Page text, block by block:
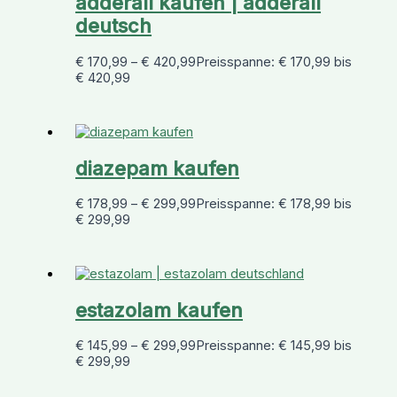
deutsch
€ 170,99 –€ 420,99Preisspanne: € 170,99 bis
€ 420,99
diazepam kaufen
€ 178,99 –€ 299,99Preisspanne: € 178,99 bis
€ 299,99
estazolam kaufen
€ 145,99 –€ 299,99Preisspanne: € 145,99 bis
€ 299,99